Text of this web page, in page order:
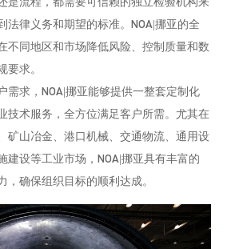
法律义务和期望的标准。NOA|挪亚的全
不同地区和市场降低风险、控制质量和数
要求。
需求，NOA|挪亚能够提供一整套定制化
技术服务，全方位满足客户所需。尤其在
矿山冶金、港口机械、交通物流、通用设
建设等工业市场，NOA|挪亚具有丰富的
，确保组织目标的顺利达成。